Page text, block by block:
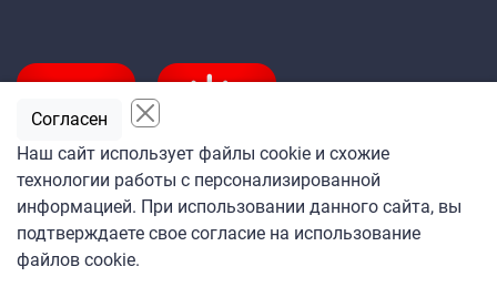
Подпишитесь
на ежедневную рассылку
«Кабельщика»
Наш сайт использует файлы cookie и схожие
технологии работы с персонализированной
информацией. При использовании данного сайта, вы
подтверждаете свое согласие на использование
файлов cookie.
Согласен